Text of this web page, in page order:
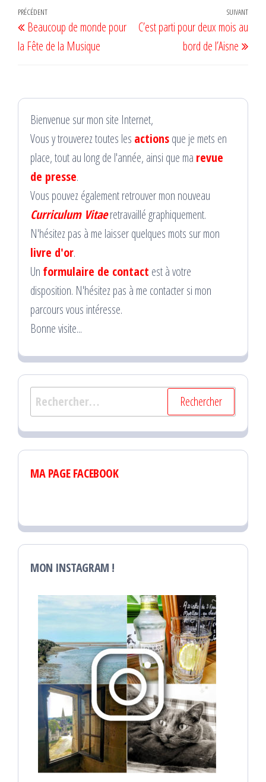
Navigation
de
l’article
Article
précédent
PRÉCÉDENT
Beaucoup de monde pour
la Fête de la Musique
SUIVANT
C’est parti pour deux mois au
bord de l’Aisne
Bienvenue sur mon site Internet,
Vous y trouverez toutes les actionsque je mets en
place, tout au long de l'année, ainsi que ma revue
de presse.
Vous pouvez également retrouver mon nouveau
Curriculum Vitaeretravaillé graphiquement.
N'hésitez pas à me laisser quelques mots sur mon
livre d'or.
Un formulaire de contact est à votre
disposition. N'hésitez pas à me contacter si mon
parcours vous intéresse.
Bonne visite...
Rechercher :
MA PAGE FACEBOOK
MON INSTAGRAM !